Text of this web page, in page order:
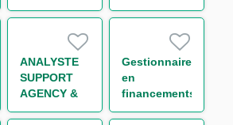
Marché et
périmètre
Trésorerie
H/F
ANALYSTE
SUPPORT
AGENCY &
TRANSACTION
Gestionnaire
en
financements
structurés